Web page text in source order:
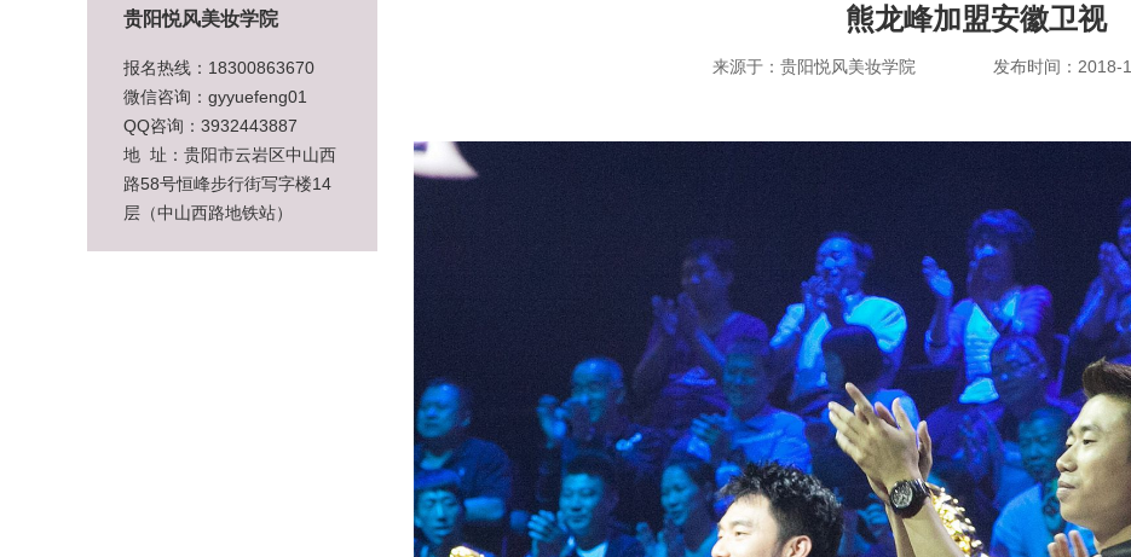
贵阳悦风美妆学院
报名热线：18300863670
微信咨询：gyyuefeng01
QQ咨询：3932443887
地 址：贵阳市云岩区中山西
路58号恒峰步行街写字楼14
层（中山西路地铁站）
熊龙峰加盟安徽卫视
来源于：贵阳悦风美妆学院 发布时间：2018-